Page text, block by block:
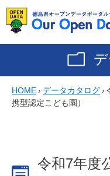
HOME› データカタログ›
携型認定こども園）
令和7年度